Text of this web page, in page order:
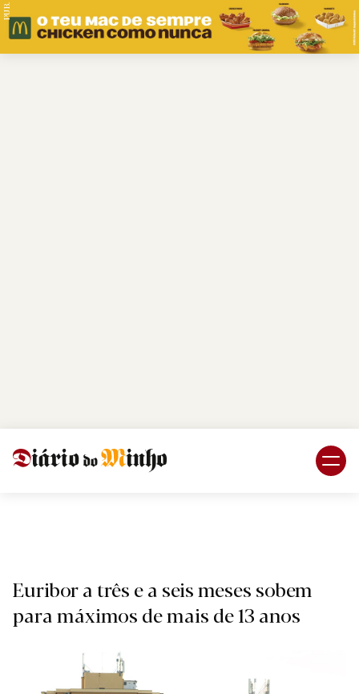
PUB.
Euribor a três e a seis meses sobem
para máximos de mais de 13 anos